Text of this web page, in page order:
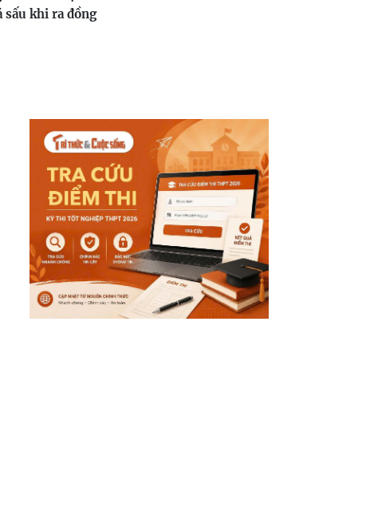
sấu khi ra đồng